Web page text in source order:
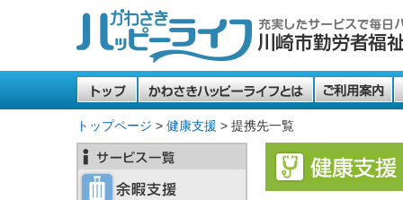
トップ かわさきハッ
トップページ > 健康支援 > 提携先一覧